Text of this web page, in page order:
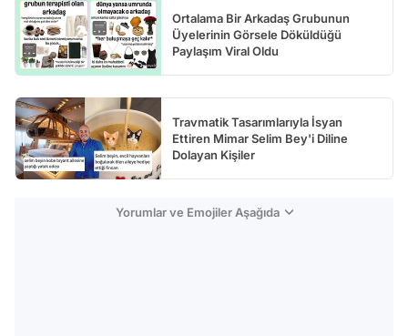
Ortalama Bir Arkadaş Grubunun
Üyelerinin Görsele Döküldüğü
Paylaşım Viral Oldu
Travmatik Tasarımlarıyla İsyan
Ettiren Mimar Selim Bey'i Diline
Dolayan Kişiler
Yorumlar ve Emojiler Aşağıda